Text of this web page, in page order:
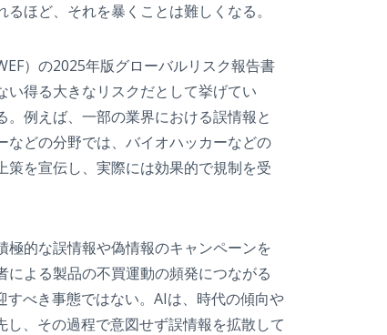
ほど、それを暴くことは難しくなる。
）の2025年版グローバルリスク報告書
得る大きなリスクだとして挙げてい
例えば、一部の業界における誤情報と
どの分野では、バイオハッカーなどの
を宣伝し、実際には効果的で規制を受
的な誤情報や偽情報のキャンペーンを
よる製品の不買運動の頻発につながる
べき事態ではない。AIは、時代の傾向や
、その過程で意図せず誤情報を拡散して